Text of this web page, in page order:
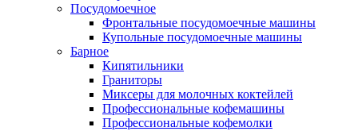
Посудомоечное
Фронтальные посудомоечные машины
Купольные посудомоечные машины
Барное
Кипятильники
Граниторы
Миксеры для молочных коктейлей
Профессиональные кофемашины
Профессиональные кофемолки